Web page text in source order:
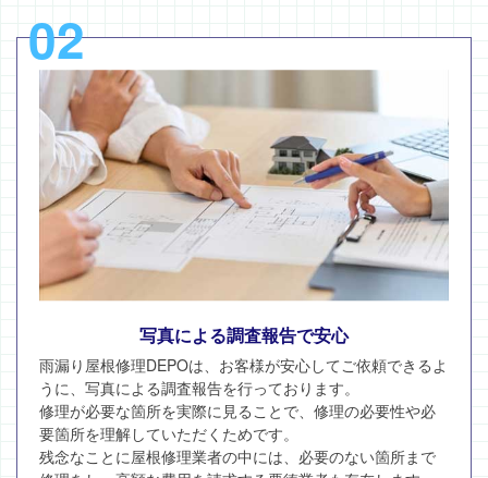
02
写真による調査報告で安心
雨漏り屋根修理DEPOは、お客様が安心してご依頼できるよ
うに、写真による調査報告を行っております。
修理が必要な箇所を実際に見ることで、修理の必要性や必
要箇所を理解していただくためです。
残念なことに屋根修理業者の中には、必要のない箇所まで